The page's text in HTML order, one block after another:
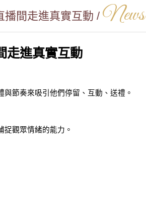
播間走進真實互動 / News
走進真實互動
節奏來吸引他們停留、互動、送禮。
觀眾情緒的能力。